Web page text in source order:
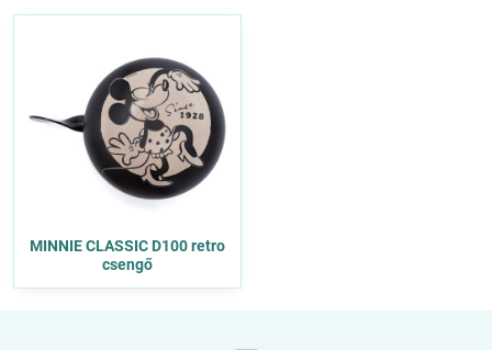
MINNIE CLASSIC D100 retro
csengő